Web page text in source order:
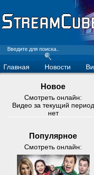
Главная Новости
Новое
Смотреть онлайн:
Видео за текущий период
нет
Популярное
Смотреть онлайн: